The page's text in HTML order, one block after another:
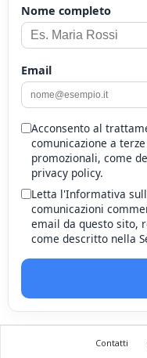
Nome completo
Email
Acconsento al
comunicazione a
promozionali, come
privacy policy.
Letta l'Informativa
comunicazioni
email da questo sito,
come descritto nella
Contatti